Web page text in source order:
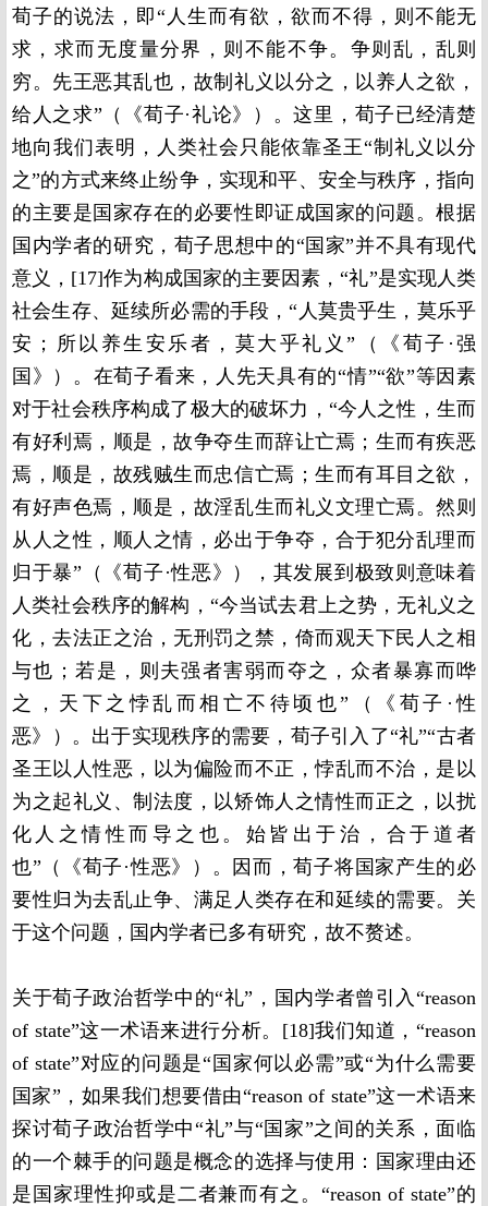
荀子的说法，即“人生而有欲，欲而不得，则不能无
求，求而无度量分界，则不能不争。争则乱，乱则
穷。先王恶其乱也，故制礼义以分之，以养人之欲，
给人之求”（《荀子·礼论》）。这里，荀子已经清楚
地向我们表明，人类社会只能依靠圣王“制礼义以分
之”的方式来终止纷争，实现和平、安全与秩序，指向
的主要是国家存在的必要性即证成国家的问题。根据
国内学者的研究，荀子思想中的“国家”并不具有现代
意义，[17]作为构成国家的主要因素，“礼”是实现人类
社会生存、延续所必需的手段，“人莫贵乎生，莫乐乎
安；所以养生安乐者，莫大乎礼义”（《荀子·强
国》）。在荀子看来，人先天具有的“情”“欲”等因素
对于社会秩序构成了极大的破坏力，“今人之性，生而
有好利焉，顺是，故争夺生而辞让亡焉；生而有疾恶
焉，顺是，故残贼生而忠信亡焉；生而有耳目之欲，
有好声色焉，顺是，故淫乱生而礼义文理亡焉。然则
从人之性，顺人之情，必出于争夺，合于犯分乱理而
归于暴”（《荀子·性恶》），其发展到极致则意味着
人类社会秩序的解构，“今当试去君上之势，无礼义之
化，去法正之治，无刑罚之禁，倚而观天下民人之相
与也；若是，则夫强者害弱而夺之，众者暴寡而哗
之，天下之悖乱而相亡不待顷也”（《荀子·性
恶》）。出于实现秩序的需要，荀子引入了“礼”“古者
圣王以人性恶，以为偏险而不正，悖乱而不治，是以
为之起礼义、制法度，以矫饰人之情性而正之，以扰
化人之情性而导之也。始皆出于治，合于道者
也”（《荀子·性恶》）。因而，荀子将国家产生的必
要性归为去乱止争、满足人类存在和延续的需要。关
于这个问题，国内学者已多有研究，故不赘述。
关于荀子政治哲学中的“礼”，国内学者曾引入“reason
of state”这一术语来进行分析。[18]我们知道，“reason
of state”对应的问题是“国家何以必需”或“为什么需要
国家”，如果我们想要借由“reason of state”这一术语来
探讨荀子政治哲学中“礼”与“国家”之间的关系，面临
的一个棘手的问题是概念的选择与使用：国家理由还
是国家理性抑或是二者兼而有之。“reason of state”的